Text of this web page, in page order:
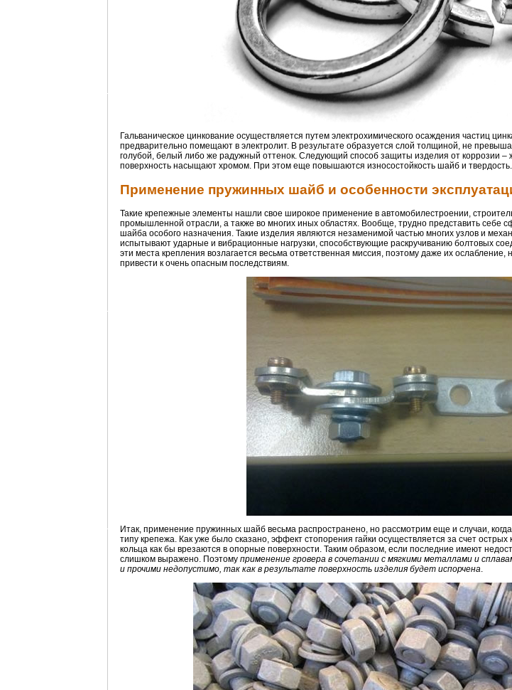
Гальваническое цинкование осуществляется путем электрохимического осаждения частиц
предварительно помещают в электролит. В результате образуется слой толщиной, не
голубой, белый либо же радужный оттенок. Следующий способ защиты изделия от коррозии –
поверхность насыщают хромом. При этом еще повышаются износостойкость шайб и твердость.
Применение пружинных шайб и особенности
Такие крепежные элементы нашли свое широкое применение в автомобилестроении,
промышленной отрасли, а также во многих иных областях. Вообще, трудно представить себе
шайба особого назначения. Такие изделия являются незаменимой частью многих узлов и
испытывают ударные и вибрационные нагрузки, способствующие раскручиванию болтовых
эти места крепления возлагается весьма ответственная миссия, поэтому даже их
привести к очень опасным последствиям.
Итак, применение пружинных шайб весьма распространено, но рассмотрим еще и случаи,
типу крепежа. Как уже было сказано, эффект стопорения гайки осуществляется за счет острых
кольца как бы врезаются в опорные поверхности. Таким образом, если последние имеют
слишком выражено. Поэтому применение гровера в сочетании с мягкими металлами и
и прочими недопустимо, так как в результате поверхность изделия будет испорчена.